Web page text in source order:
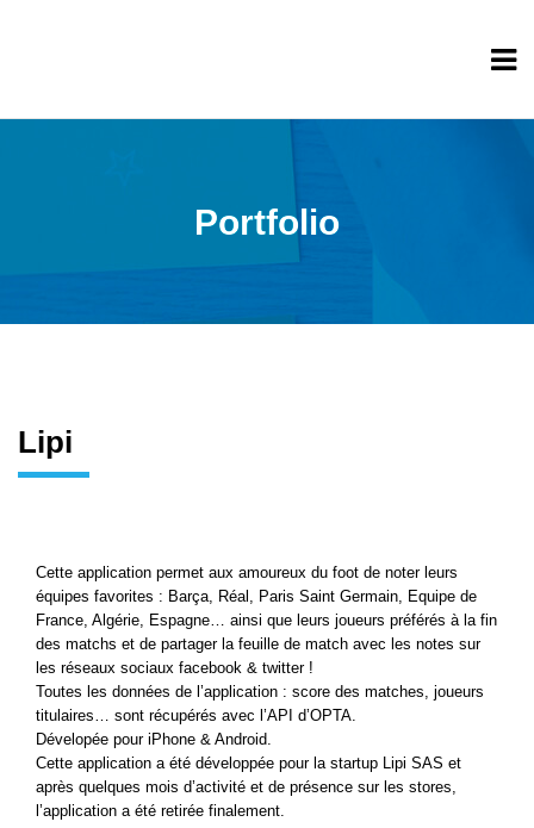
Portfolio
Lipi
Cette application permet aux amoureux du foot de noter leurs
équipes favorites : Barça, Réal, Paris Saint Germain, Equipe de
France, Algérie, Espagne… ainsi que leurs joueurs préférés à la fin
des matchs et de partager la feuille de match avec les notes sur
les réseaux sociaux facebook & twitter !
Toutes les données de l’application : score des matches, joueurs
titulaires… sont récupérés avec l’API d’OPTA.
Dévelopée pour iPhone & Android.
Cette application a été développée pour la startup Lipi SAS et
après quelques mois d’activité et de présence sur les stores,
l’application a été retirée finalement.